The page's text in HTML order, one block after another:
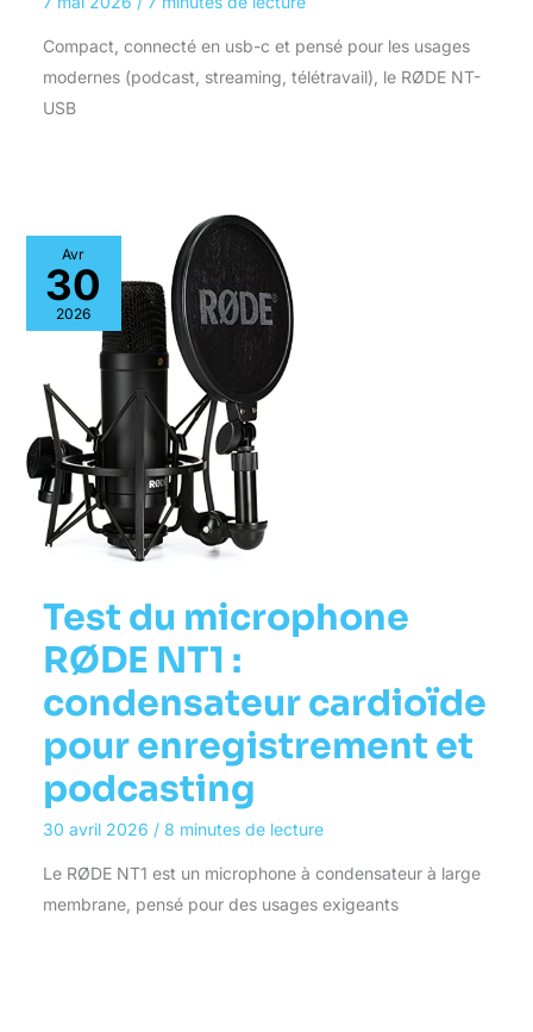
Compact, connecté en usb-c et pensé pour les usages
modernes (podcast, streaming, télétravail), le RØDE NT-
USB
Avr
30
2026
Test du microphone
RØDE NT1 :
condensateur cardioïde
pour enregistrement et
podcasting
30 avril 2026 / 8 minutes de lecture
Le RØDE NT1 est un microphone à condensateur à large
membrane, pensé pour des usages exigeants